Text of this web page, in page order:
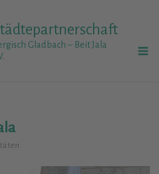
Gladbach – Beit Jala